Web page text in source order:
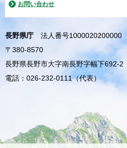
お問い合わせ
長野県庁
法人番号1000020200000
〒380-8570
長野県長野市大字南長野字幅下692-2
電話：026-232-0111（代表）